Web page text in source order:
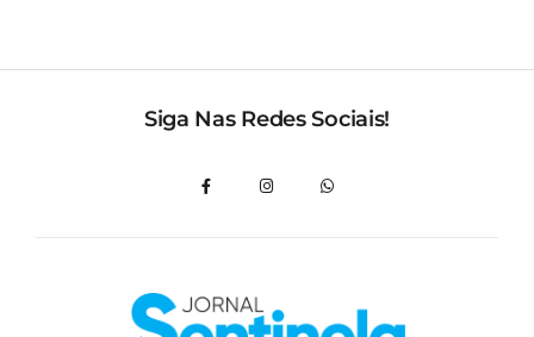
Siga Nas Redes Sociais!